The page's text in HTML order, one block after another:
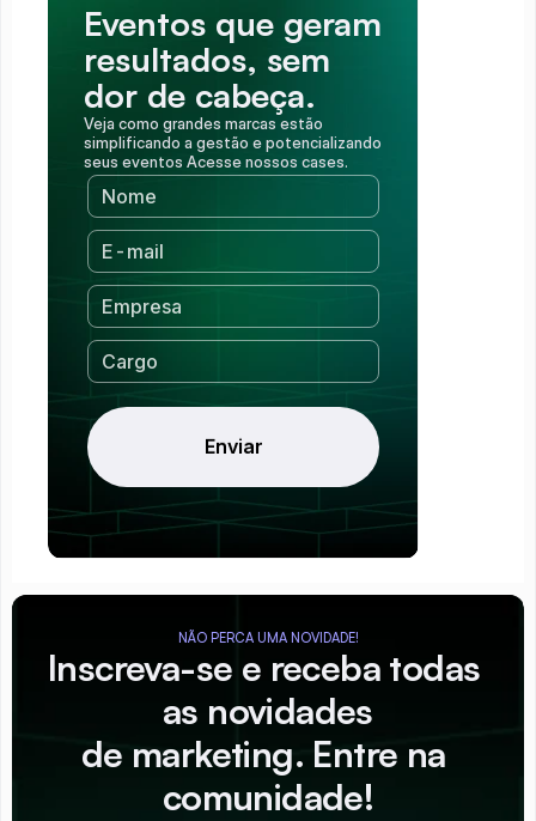
Eventos que geram
resultados, sem
dor de cabeça.
Veja como grandes marcas estão
simplificando a gestão e potencializando
seus eventos Acesse nossos cases.
NÃO PERCA UMA NOVIDADE!
Inscreva-se e receba todas
as novidades
de marketing. Entre na
comunidade!